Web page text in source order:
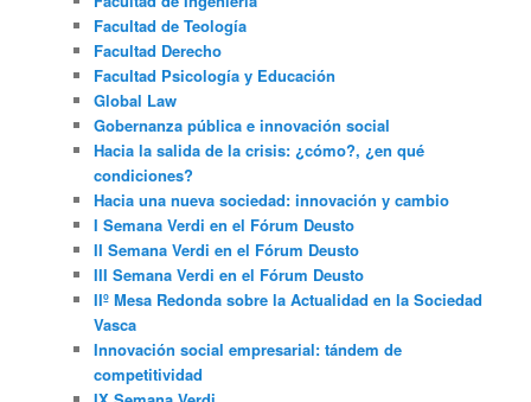
Facultad de Teología
Facultad Derecho
Facultad Psicología y Educación
Global Law
Gobernanza pública e innovación social
Hacia la salida de la crisis: ¿cómo?, ¿en qué
condiciones?
Hacia una nueva sociedad: innovación y cambio
I Semana Verdi en el Fórum Deusto
II Semana Verdi en el Fórum Deusto
III Semana Verdi en el Fórum Deusto
IIº Mesa Redonda sobre la Actualidad en la Sociedad
Vasca
Innovación social empresarial: tándem de
competitividad